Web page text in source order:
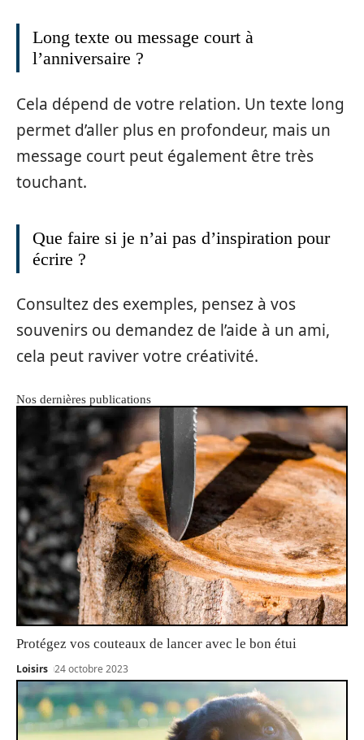
Long texte ou message court à
l’anniversaire ?
Cela dépend de votre relation. Un texte long
permet d’aller plus en profondeur, mais un
message court peut également être très
touchant.
Que faire si je n’ai pas d’inspiration pour
écrire ?
Consultez des exemples, pensez à vos
souvenirs ou demandez de l’aide à un ami,
cela peut raviver votre créativité.
Nos dernières publications
Protégez vos couteaux de lancer avec le bon étui
Loisirs 24 octobre 2023